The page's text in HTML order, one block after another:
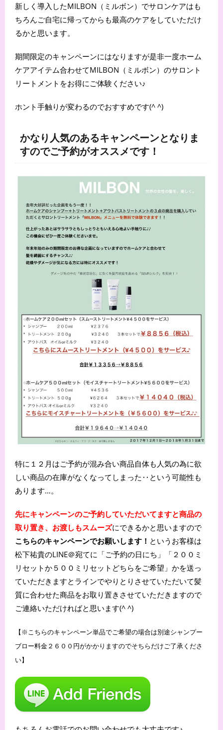
新しく導入したMILBON（ミルボン）でサロンケアはも
ちろんご自宅に帰ってからも最高のケアをしていただけ
るかと思います。
期間限定のキャンペーンにはなりますが是非一度ホーム
ケアアイテム合わせてMILBON（ミルボン）のサロント
リートメントをお得にご体験ください♪
ホント手触りが変わるのでおすすめです(^ ^)
かなり人気のあるキャンペーンとなりま
すのでご予約がオススメです！
特に１２月はご予約が混み合い商品自体も人気の為に欲
しい商品の在庫がなくなってしまった‥という可能性も
あります…。
先にキャンペーンのご予約していただいてますと商品の
取り置き、お渡しもスムーズにできるかと思いますので
こちらのキャンペーンでお願いします！ というお客様は
松下祐貴のLINE＠宛てに「ご予約の日にち」「２００ミ
リセットか５００ミリセットどちらをご希望」かを送っ
ていただきますとラインでやりとりさせていただいて髪
質に合わせた商品をお取り置きさせていただきますので
ご連絡いただければと思います(^ ^)
【※こちらのキャンペーン単品でご希望の場合は別途シャンプー
ブロー料金２６００円がかかりますのでそちらだけご了承くださ
い】